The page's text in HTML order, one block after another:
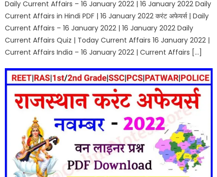
Daily Current Affairs – 16 January 2022 | 16 January 2022 Daily
Current Affairs in Hindi PDF | 16 January 2022 करंट अफेयर्स | Daily
Current Affairs – 16 January 2022 | 16 January 2022 Daily
Current Affairs Quiz | Today Current Affairs 16 January 2022 |
Current Affairs India – 16 January 2022 | Current Affairs […]